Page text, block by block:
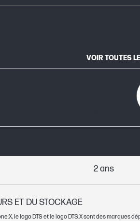
622 g
2 ans
ET DU STOCKAGE
VOIR TOUTES
le logo DTS et le logo DTS:X sont des